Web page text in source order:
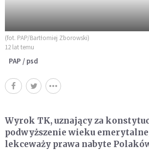
(fot. PAP/Bartłomiej Zborowski)
12 lat temu
PAP / psd
Wyrok TK, uznający za
podwyższenie wieku
lekceważy prawa nabyte